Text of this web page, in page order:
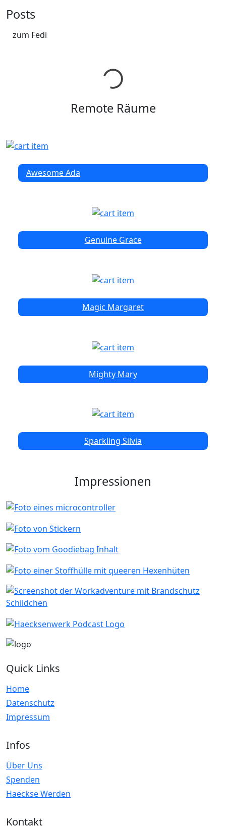
Posts
zum Fedi
Remote Räume
Awesome Ada
Genuine Grace
Magic Margaret
Mighty Mary
Sparkling Silvia
Impressionen
Quick Links
Home
Datenschutz
Impressum
Infos
Über Uns
Spenden
Haeckse Werden
Kontakt